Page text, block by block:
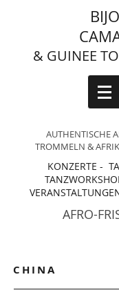
& GUINEE
AUTHENTISCHE
TROMMELN &
KONZERTE -
AFRO-
CHINA